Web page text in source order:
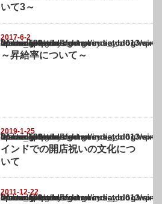
いて3～
2017-6-2
Warning
: Undefined array key "show_category" in
/home/netst/kuno-cpa.co.jp/public_html/india_blog/wp-content/themes/
on line183
～昇給率について～
2019-1-25
Warning
: Undefined array key "show_category" in
/home/netst/kuno-cpa.co.jp/public_html/india_blog/wp-content/themes/
on line183
インドでの開店祝いの文化につ
いて
2011-12-22
Warning
: Undefined array key "show_category" in
/home/netst/kuno-cpa.co.jp/public_html/india_blog/wp-content/themes/
on line183